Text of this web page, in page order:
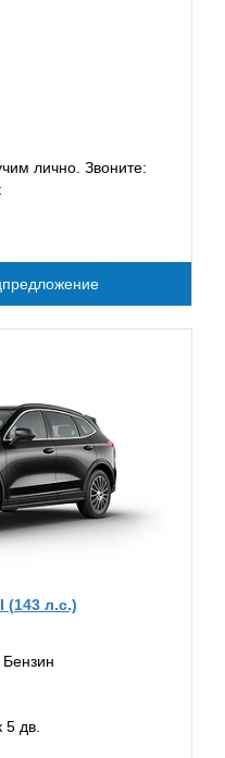
лично. Звоните:
(143 л.с.)
дв.